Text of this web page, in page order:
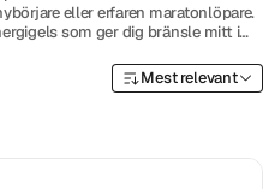
eller erfaren maratonlöpare.
som ger dig bränsle mitt i
återhämtningen efter hårda pass.
och näringsrik gröt som
Mest relevant